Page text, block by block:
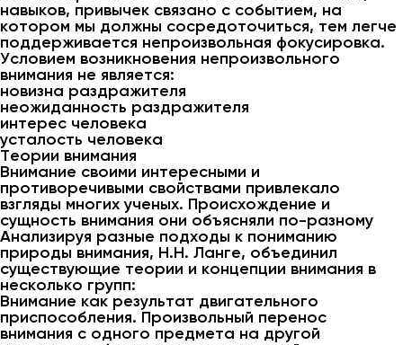
навыков, привычек связано с событием, на
котором мы должны сосредоточиться, тем легче
поддерживается непроизвольная фокусировка.
Условием возникновения непроизвольного
внимания не является:
новизна раздражителя
неожиданность раздражителя
интерес человека
усталость человека
Теории внимания
Внимание своими интересными и
противоречивыми свойствами привлекало
взгляды многих ученых. Происхождение и
сущность внимания они объясняли по-разному
Анализируя разные подходы к пониманию
природы внимания, Н.Н. Ланге, объединил
существующие теории и концепции внимания в
несколько групп:
Внимание как результат двигательного
приспособления. Произвольный перенос
внимания с одного предмета на другой